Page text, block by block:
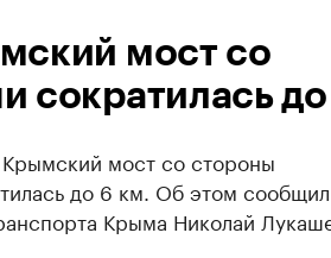
мост со
сократилась
мост со стороны
до 6 км. Об этом
Крыма Николай